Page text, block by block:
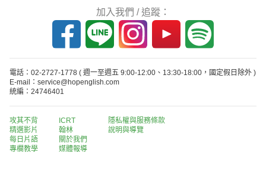
加入我們 / 追蹤：
電話：02-2727-1778 ( 週一至週五 9:00-12:00、13:30-18:00，國定假日除外 )
E-mail：service@hopenglish.com
統編：24746401
攻其不背
精選影片
每日片語
專欄教學
ICRT
翰林
關於我們
媒體報導
隱私權與服務條款
說明與導覽